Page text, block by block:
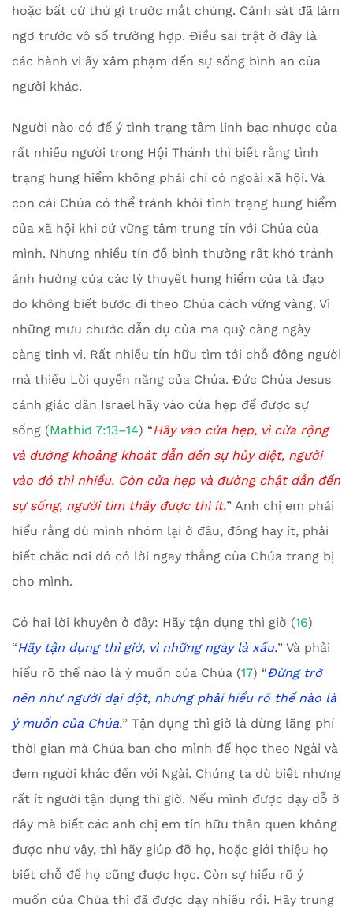
hoặc bất cứ thứ gì trước mắt chúng. Cảnh sát đã làm
ngơ trước vô số trường hợp. Điều sai trật ở đây là
các hành vi ấy xâm phạm đến sự sống bình an của
người khác.
Người nào có để ý tình trạng tâm linh bạc nhược của
rất nhiều người trong Hội Thánh thì biết rằng tình
trạng hung hiểm không phải chỉ có ngoài xã hội. Và
con cái Chúa có thể tránh khỏi tình trạng hung hiểm
của xã hội khi cứ vững tâm trung tín với Chúa của
mình. Nhưng nhiều tín đồ bình thường rất khó tránh
ảnh hưởng của các lý thuyết hung hiểm của tà đạo
do không biết bước đi theo Chúa cách vững vàng. Vì
những mưu chước dẫn dụ của ma quỷ càng ngày
càng tinh vi. Rất nhiều tín hữu tìm tới chỗ đông người
mà thiếu Lời quyền năng của Chúa. Đức Chúa Jesus
cảnh giác dân Israel hãy vào cửa hẹp để được sự
sống (Mathiơ 7:13–14) “Hãy vào cửa hẹp, vì cửa rộng
và đường khoảng khoát dẫn đến sự hủy diệt, người
vào đó thì nhiều. Còn cửa hẹp và đường chật dẫn đến
sự sống, người tìm thấy được thì ít.” Anh chị em phải
hiểu rằng dù mình nhóm lại ở đâu, đông hay ít, phải
biết chắc nơi đó có lời ngay thẳng của Chúa trang bị
cho mình.
Có hai lời khuyên ở đây: Hãy tận dụng thì giờ (16)
“Hãy tận dụng thì giờ, vì những ngày là xấu.” Và phải
hiểu rõ thế nào là ý muốn của Chúa (17) “Đừng trở
nên như người dại dột, nhưng phải hiểu rõ thế nào là
ý muốn của Chúa.” Tận dụng thì giờ là đừng lãng phí
thời gian mà Chúa ban cho mình để học theo Ngài và
đem người khác đến với Ngài. Chúng ta dù biết nhưng
rất ít người tận dụng thì giờ. Nếu mình được dạy dỗ ở
đây mà biết các anh chị em tín hữu thân quen không
được như vậy, thì hãy giúp đỡ họ, hoặc giới thiệu họ
biết chỗ để họ cũng được học. Còn sự hiểu rõ ý
muốn của Chúa thì đã được dạy nhiều rồi. Hãy trung